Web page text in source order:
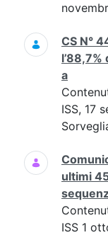
CS N°
a
ISS, 17
ultimi
ISS 1